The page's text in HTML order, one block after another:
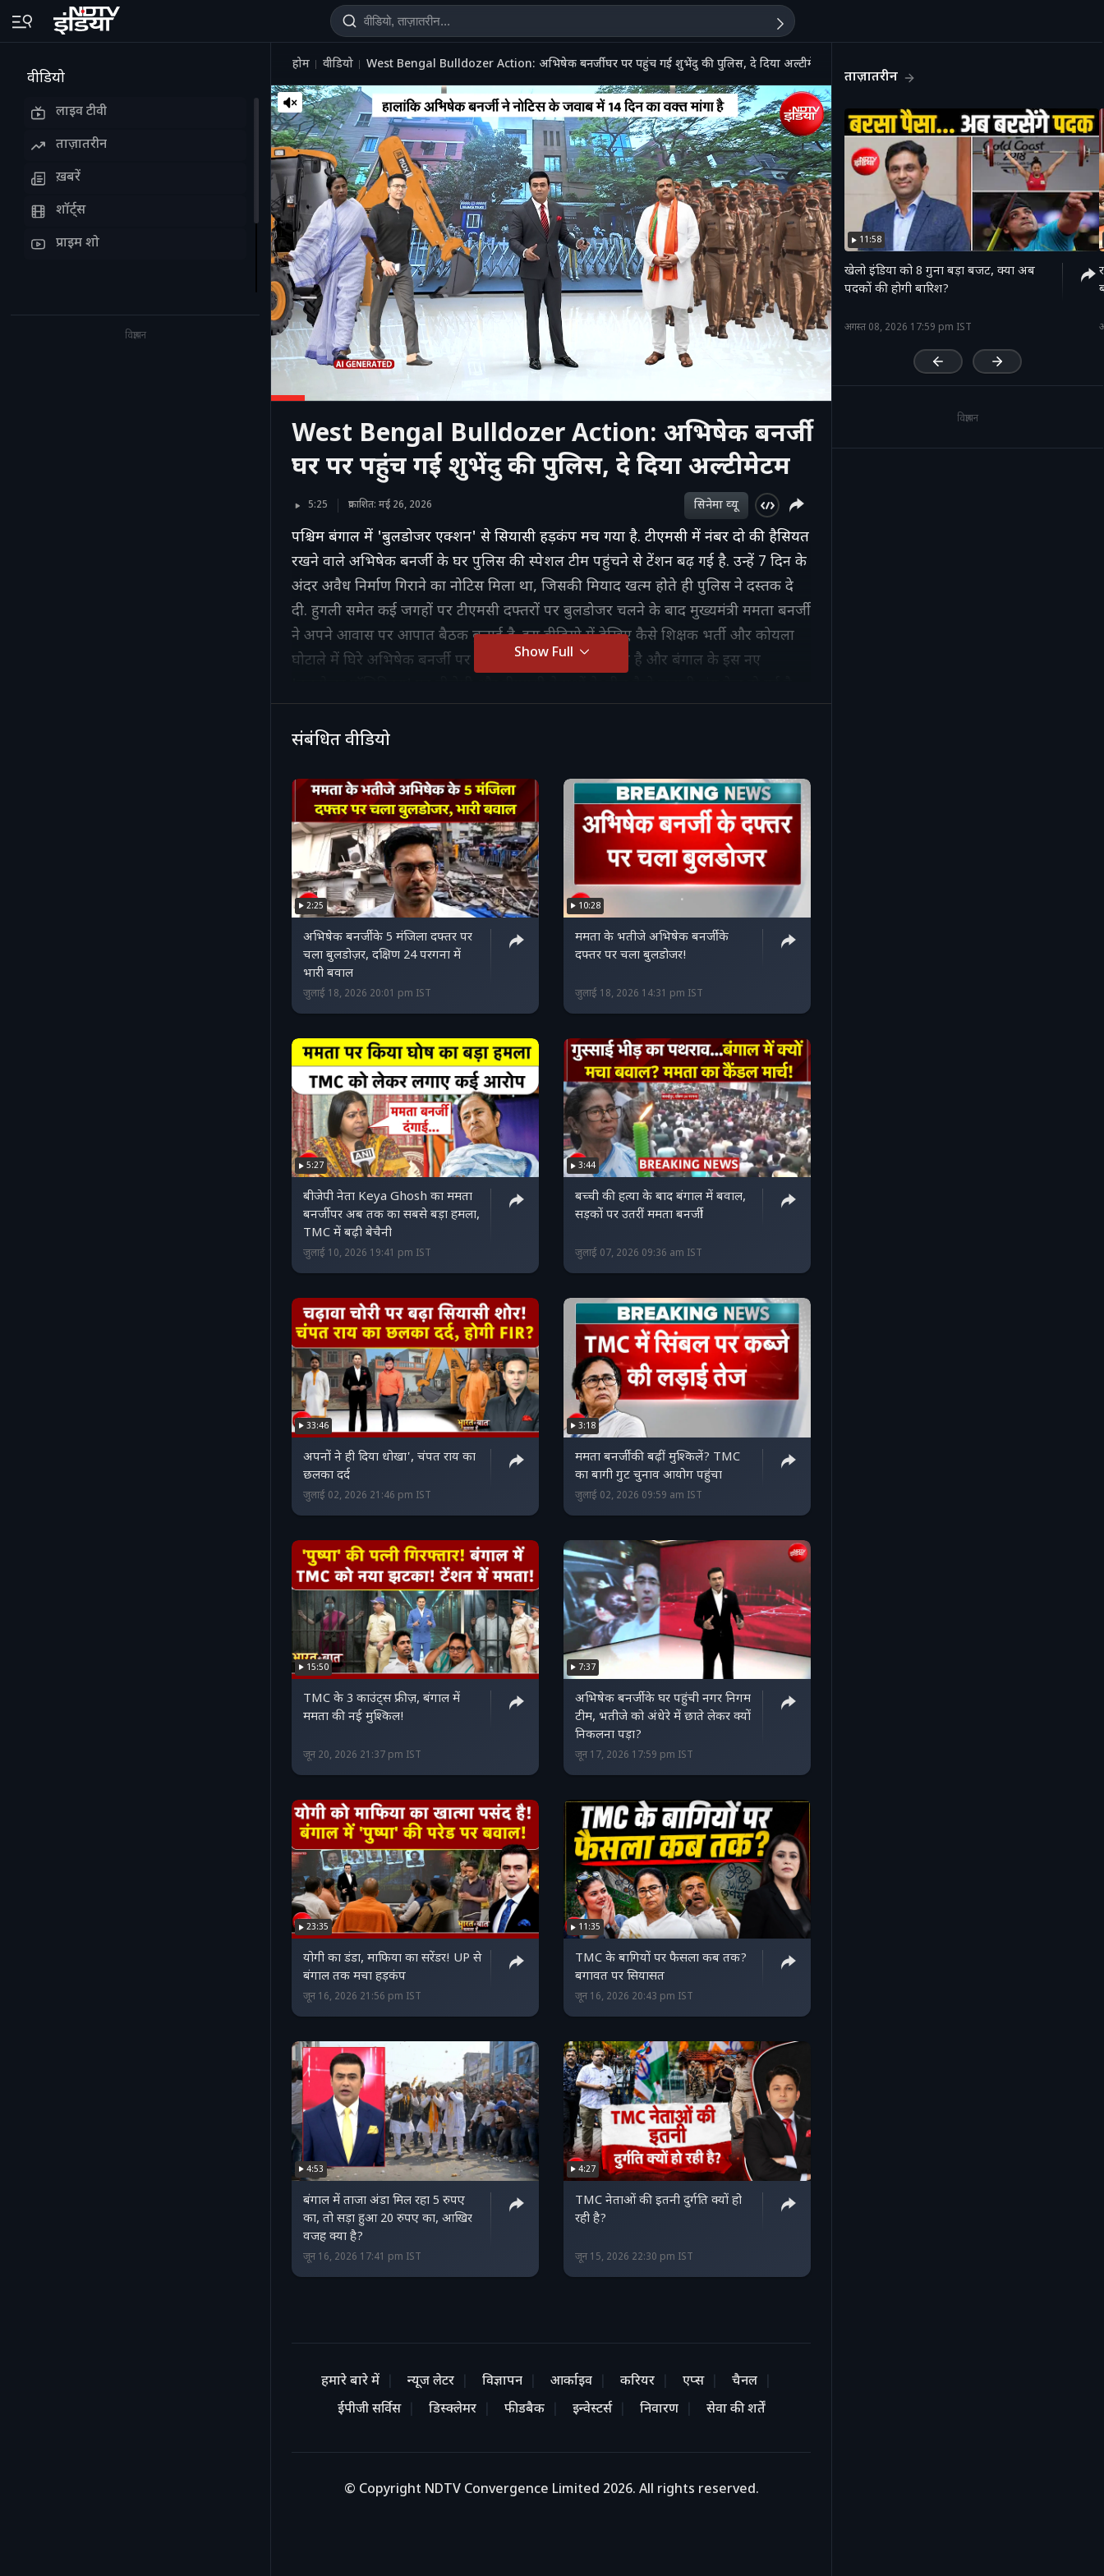
वीडियो
लाइव टीवी
ताज़ातरीन
ख़बरें
शॉर्ट्स
प्राइम शो
विज्ञापन
होम वीडियो West Bengal Bulldozer Action: अभिषेक बनर्जी घर पर पहुंच गई शुभेंदु की पुलिस, दे दिया अल्टीमेटम
'
West Bengal Bulldozer Action: अभिषेक बनर्जी
घर पर पहुंच गई शुभेंदु की पुलिस, दे दिया अल्टीमेटम
5:25 प्रकाशित: मई 26, 2026 सिनेमा व्‍यू
पश्चिम बंगाल में 'बुलडोजर एक्शन' से सियासी हड़कंप मच गया है. टीएमसी में नंबर दो की हैसियत
रखने वाले अभिषेक बनर्जी के घर पुलिस की स्पेशल टीम पहुंचने से टेंशन बढ़ गई है. उन्हें 7 दिन के
अंदर अवैध निर्माण गिराने का नोटिस मिला था, जिसकी मियाद खत्म होते ही पुलिस ने दस्तक दे
दी. हुगली समेत कई जगहों पर टीएमसी दफ्तरों पर बुलडोजर चलने के बाद मुख्यमंत्री ममता बनर्जी
ने अपने आवास पर आपात बैठक बुलाई है. इस वीडियो में देखिए कैसे शिक्षक भर्ती और कोयला
घोटाले में घिरे अभिषेक बनर्जी पर प्रशासन का शिकंजा कस रहा है और बंगाल के इस नए
Show Full
संबंधित वीडियो
2:25
अभिषेक बनर्जी के 5 मंजिला दफ्तर पर
चला बुलडोज़र, दक्षिण 24 परगना में
भारी बवाल
जुलाई 18, 2026 20:01 pm IST
10:28
ममता के भतीजे अभिषेक बनर्जी के
दफ्तर पर चला बुलडोजर!
जुलाई 18, 2026 14:31 pm IST
5:27
बीजेपी नेता Keya Ghosh का ममता
बनर्जी पर अब तक का सबसे बड़ा हमला,
TMC में बढ़ी बेचैनी
जुलाई 10, 2026 19:41 pm IST
3:44
बच्ची की हत्या के बाद बंगाल में बवाल,
सड़कों पर उतरीं ममता बनर्जी!
जुलाई 07, 2026 09:36 am IST
33:46
अपनों ने ही दिया धोखा', चंपत राय का
छलका दर्द
जुलाई 02, 2026 21:46 pm IST
3:18
ममता बनर्जी की बढ़ीं मुश्किलें? TMC
का बागी गुट चुनाव आयोग पहुंचा
जुलाई 02, 2026 09:59 am IST
15:50
TMC के 3 काउंट्स फ्रीज़, बंगाल में
ममता की नई मुश्किल!
जून 20, 2026 21:37 pm IST
7:37
अभिषेक बनर्जी के घर पहुंची नगर निगम
टीम, भतीजे को अंधेरे में छाते लेकर क्यों
निकलना पड़ा?
जून 17, 2026 17:59 pm IST
23:35
योगी का डंडा, माफिया का सरेंडर! UP से
बंगाल तक मचा हड़कंप
जून 16, 2026 21:56 pm IST
11:35
TMC के बागियों पर फैसला कब तक?
बगावत पर सियासत
जून 16, 2026 20:43 pm IST
4:53
बंगाल में ताजा अंडा मिल रहा 5 रुपए
का, तो सड़ा हुआ 20 रुपए का, आखिर
वजह क्या है?
जून 16, 2026 17:41 pm IST
4:27
TMC नेताओं की इतनी दुर्गति क्यों हो
रही है?
जून 15, 2026 22:30 pm IST
हमारे बारे में न्यूज लेटर विज्ञापन आर्काइव करियर एप्स
चैनल
ईपीजी सर्विस
डिस्क्लेमर फीडबैक इन्वेस्टर्स निवारण सेवा की शर्तें
© Copyright NDTV Convergence Limited 2026. All rights reserved.
ताज़ातरीन
11:58
खेलो इंडिया को 8 गुना बड़ा बजट, क्या अब
पदकों की होगी बारिश?
अगस्त 08, 2026 17:59 pm IST
विज्ञापन